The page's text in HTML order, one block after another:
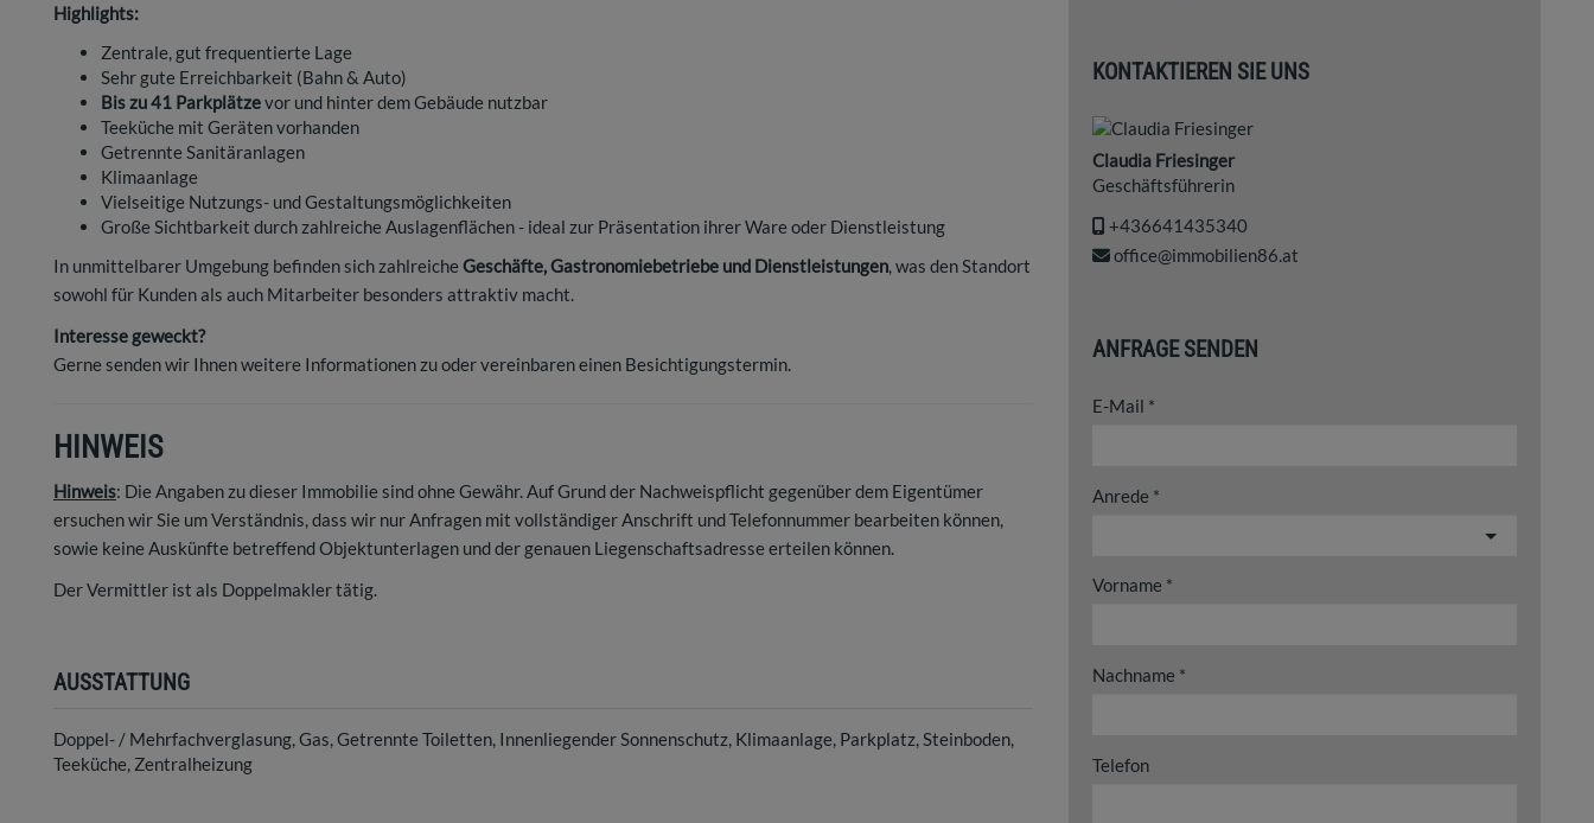
Highlights:
Zentrale, gut frequentierte Lage
Sehr gute Erreichbarkeit (Bahn & Auto)
Bis zu 41 Parkplätzevor und hinter dem Gebäude nutzbar
Teeküche mit Geräten vorhanden
Getrennte Sanitäranlagen
Klimaanlage
Vielseitige Nutzungs- und Gestaltungsmöglichkeiten
Große Sichtbarkeit durch zahlreiche Auslagenflächen - ideal zur Präsentation ihrer Ware oder Dienstleistung
In unmittelbarer Umgebung befinden sich zahlreiche Geschäfte, Gastronomiebetriebe und Dienstleistungen, was den Standort
sowohl für Kunden als auch Mitarbeiter besonders attraktiv macht.
Interesse geweckt?
Gerne senden wir Ihnen weitere Informationen zu oder vereinbaren einen Besichtigungstermin.
HINWEIS
Hinweis: Die Angaben zu dieser Immobilie sind ohne Gewähr. Auf Grund der Nachweispflicht gegenüber dem Eigentümer
ersuchen wir Sie um Verständnis, dass wir nur Anfragen mit vollständiger Anschrift und Telefonnummer bearbeiten können,
sowie keine Auskünfte betreffend Objektunterlagen und der genauen Liegenschaftsadresse erteilen können.
Der Vermittler ist als Doppelmakler tätig.
AUSSTATTUNG
Doppel- / Mehrfachverglasung Gas Getrennte Toiletten Innenliegender Sonnenschutz Klimaanlage Parkplatz Steinboden
Teeküche Zentralheizung
KONTAKTIEREN SIE UNS
Claudia Friesinger
Geschäftsführerin
+436641435340
office@immobilien86.at
ANFRAGE SENDEN
E-Mail
Anrede
Vorname
Nachname
Telefon